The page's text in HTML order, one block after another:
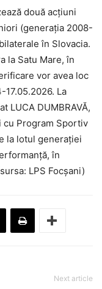
două acțiuni
(generația 2008-
în Slovacia.
la Satu Mare, în
vor avea loc
La
LUCA DUMBRAVĂ,
cu Program Sportiv
la lotul generației
în
LPS Focșani)
Next article